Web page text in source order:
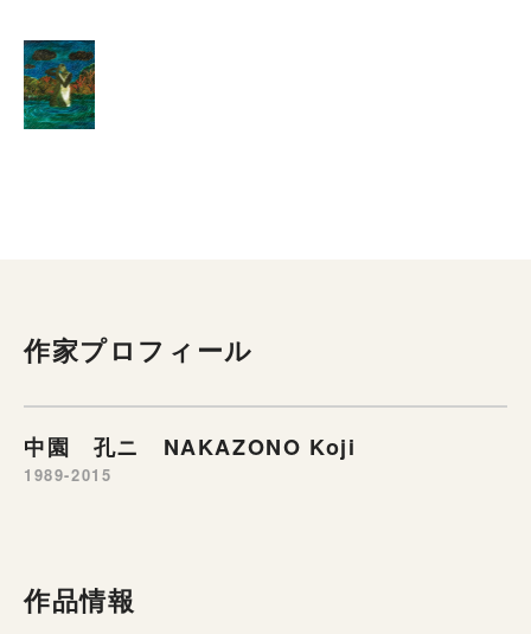
作家プロフィール
中園 孔ニ NAKAZONO Koji
1989-2015
作品情報